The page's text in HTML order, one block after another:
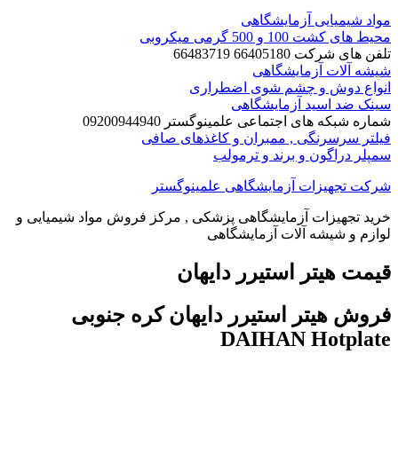
مواد شیمیایی آزمایشگاهی
محیط های کشت 100 و 500 گرمی میکروبی
تلفن های شرکت 66405180 66483719
شیشه آلات آزمایشگاهی
انواع دوش و چشم شوی اضطراری
سینک ضد اسید آزمایشگاهی
شماره شبکه های اجتماعی علمینوگستر 09200944940
فیلتر سرسرنگی , ممبران و کاغذهای صافی
سمپلر دراگون و برند و ترمولب
شرکت تجهیزات آزمایشگاهی علمینوگستر
خرید تجهیزات آزمایشگاهی پزشکی , مرکز فروش مواد شیمیایی و
لوازم و شیشه آلات آزمایشگاهی
قیمت هیتر استیرر دایهان
فروش هیتر استیرر دایهان کره جنوبی
DAIHAN Hotplate